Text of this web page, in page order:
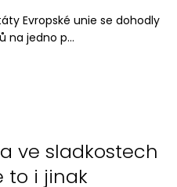
Evropské unie se dohodly
na jedno p...
ve sladkostech
to i jinak